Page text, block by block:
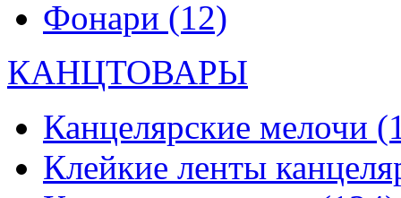
Фонари (12)
КАНЦТОВАРЫ
Канцелярские мелочи
Клейкие ленты